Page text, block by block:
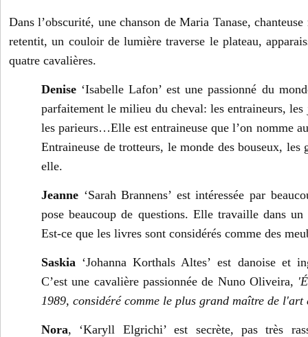
Dans l’obscurité, une chanson de Maria Tanase,
retentit, un couloir de lumière traverse le plateau,
quatre cavalières.
Denise ‘Isabelle Lafon’ est une passionné du
parfaitement le milieu du cheval: les entraineurs,
les parieurs…Elle est entraineuse que l’on nomme
Entraineuse de trotteurs, le monde des bouseux, les
elle.
Jeanne ‘Sarah Brannens’ est intéressée par
pose beaucoup de questions. Elle travaille dans
Est-ce que les livres sont considérés comme des
Saskia ‘Johanna Korthals Altes’ est danoise et
C’est une cavalière passionnée de Nuno Oliveira,
1989, considéré comme le plus grand maître de l'art
Nora, ‘Karyll Elgrichi’ est secrète, pas très